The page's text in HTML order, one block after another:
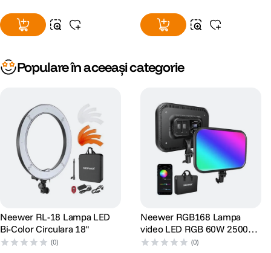
Populare în aceeași categorie
Neewer RL-18 Lampa LED
Bi-Color Circulara 18"
(0)
Neewer RGB168 Lampa
video LED RGB 60W 2500K-
8500K
(0)